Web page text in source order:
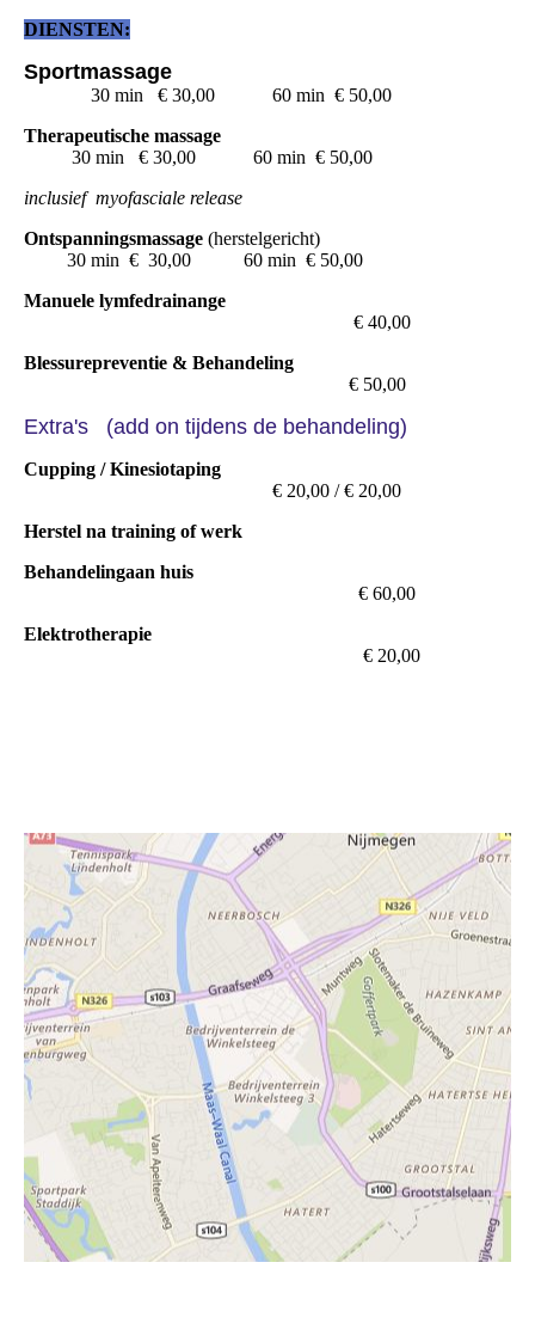
DIENSTEN:
Sportmassage
30 min € 30,00 60 min € 50,00
Therapeutische massage
30 min € 30,00 60 min € 50,00
inclusief myofasciale release
Ontspanningsmassage (herstelgericht)
30 min € 30,00 60 min € 50,00
Manuele lymfedrainange
€ 40,00
Blessurepreventie & Behandeling
€ 50,00
Extra's (add on tijdens de behandeling)
Cupping / Kinesiotaping
€ 20,00 / € 20,00
Herstel na training of werk
Behandelingaan huis
€ 60,00
Elektrotherapie
€ 20,00